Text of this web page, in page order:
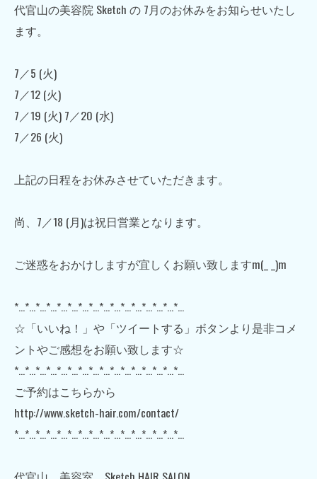
代官山の美容院 Sketch の 7月のお休みをお知らせいたし
ます。
7／5 (火)
7／12 (火)
7／19 (火) 7／20 (水)
7／26 (火)
上記の日程をお休みさせていただきます。
尚、7／18 (月)は祝日営業となります。
ご迷惑をおかけしますが宜しくお願い致しますm(_ _)m
*…*…*…*…*…*…*…*…*…*…*…*…*…*…*…*…
☆「いいね！」や「ツイートする」ボタンより是非コメ
ントやご感想をお願い致します☆
*…*…*…*…*…*…*…*…*…*…*…*…*…*…*…*…
ご予約はこちらから
http://www.sketch-hair.com/contact/
*…*…*…*…*…*…*…*…*…*…*…*…*…*…*…*…